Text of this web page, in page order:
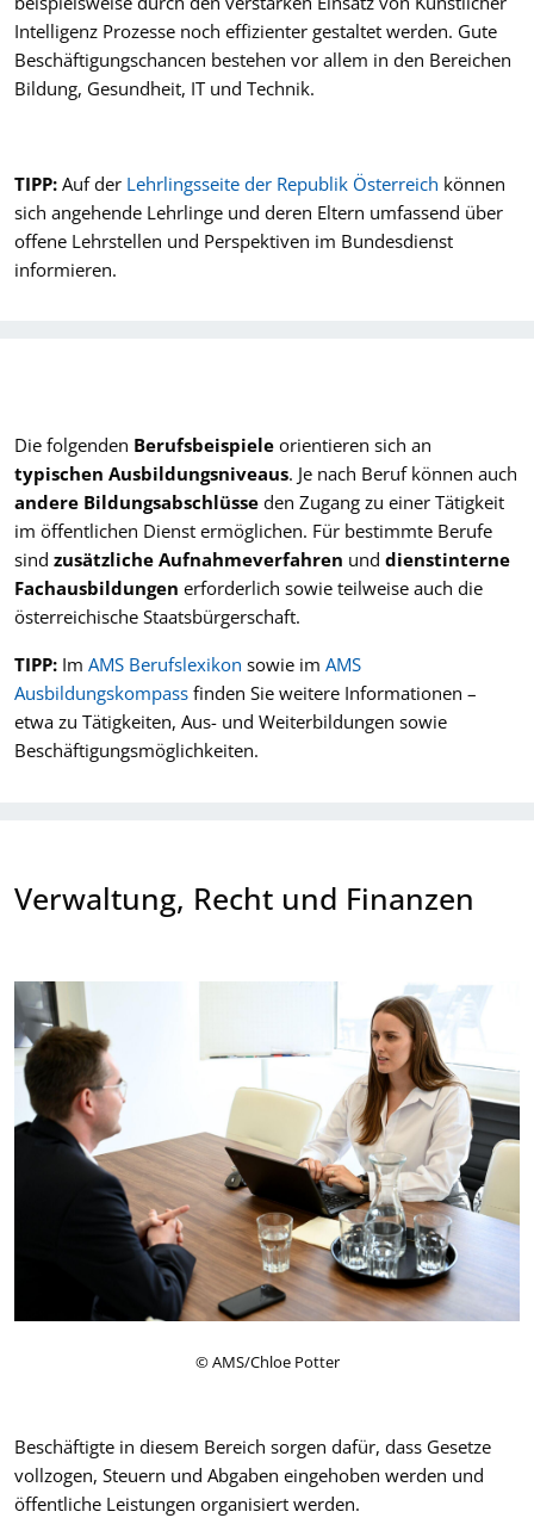
Intelligenz Prozesse noch effizienter gestaltet werden. Gute
Beschäftigungschancen bestehen vor allem in den Bereichen
Bildung, Gesundheit, IT und Technik.
TIPP: Auf der Lehrlingsseite der Republik Österreich können
sich angehende Lehrlinge und deren Eltern umfassend über
offene Lehrstellen und Perspektiven im Bundesdienst
informieren.
Die folgenden Berufsbeispiele orientieren sich an
typischen Ausbildungsniveaus. Je nach Beruf können auch
andere Bildungsabschlüsse den Zugang zu einer Tätigkeit
im öffentlichen Dienst ermöglichen. Für bestimmte Berufe
sind zusätzliche Aufnahmeverfahren und dienstinterne
Fachausbildungen erforderlich sowie teilweise auch die
österreichische Staatsbürgerschaft.
TIPP: Im AMS Berufslexikon sowie im AMS
Ausbildungskompass finden Sie weitere Informationen –
etwa zu Tätigkeiten, Aus- und Weiterbildungen sowie
Beschäftigungsmöglichkeiten.
Verwaltung, Recht und Finanzen
© AMS/Chloe Potter
Beschäftigte in diesem Bereich sorgen dafür, dass Gesetze
vollzogen, Steuern und Abgaben eingehoben werden und
öffentliche Leistungen organisiert werden.